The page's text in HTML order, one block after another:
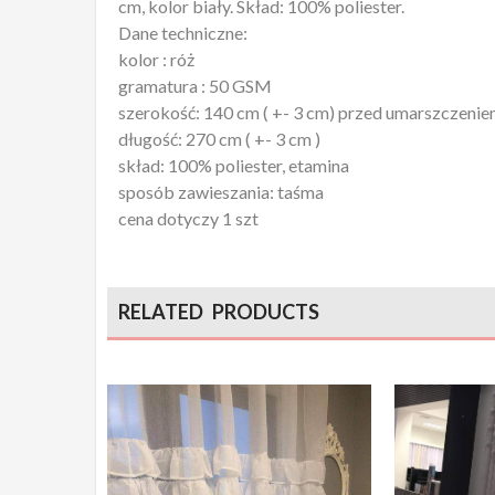
cm, kolor biały. Skład: 100% poliester.
Dane techniczne:
kolor : róż
gramatura : 50 GSM
szerokość: 140 cm ( +- 3 cm) przed
długość: 270 cm ( +- 3 cm )
skład: 100% poliester, etamina
sposób zawieszania: taśma
cena dotyczy 1 szt
RELATED PRODUCTS